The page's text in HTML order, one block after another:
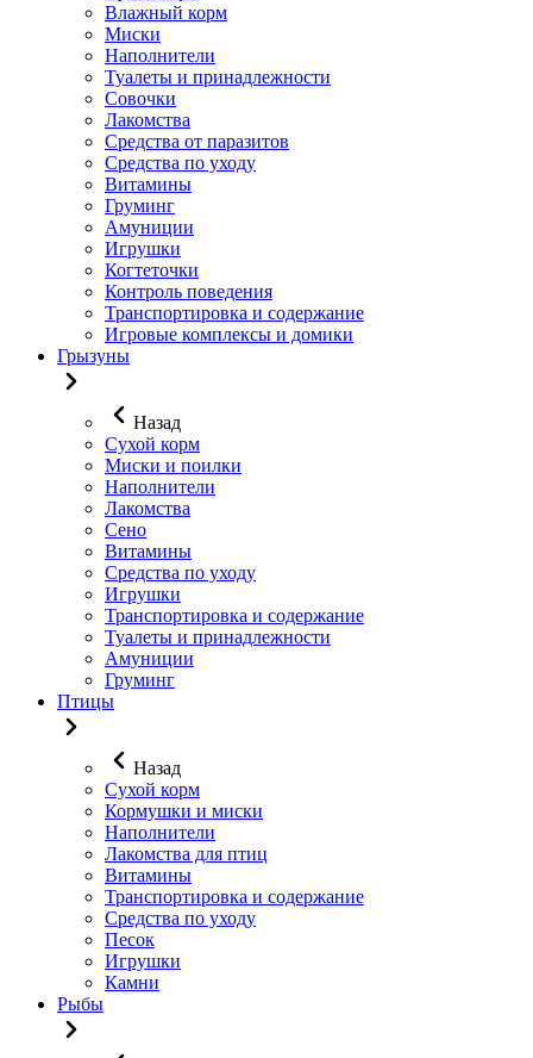
Влажный корм
Миски
Наполнители
Туалеты и принадлежности
Совочки
Лакомства
Средства от паразитов
Средства по уходу
Витамины
Груминг
Амуниции
Игрушки
Когтеточки
Контроль поведения
Транспортировка и содержание
Игровые комплексы и домики
Грызуны
Назад
Сухой корм
Миски и поилки
Наполнители
Лакомства
Сено
Витамины
Средства по уходу
Игрушки
Транспортировка и содержание
Туалеты и принадлежности
Амуниции
Груминг
Птицы
Назад
Сухой корм
Кормушки и миски
Наполнители
Лакомства для птиц
Витамины
Транспортировка и содержание
Средства по уходу
Песок
Игрушки
Камни
Рыбы